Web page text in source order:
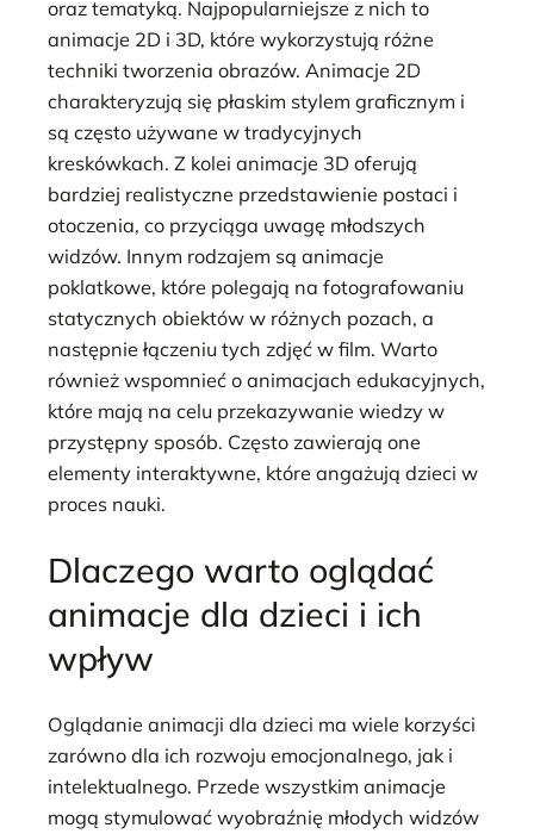
oraz tematyką. Najpopularniejsze z nich to
animacje 2D i 3D, które wykorzystują różne
techniki tworzenia obrazów. Animacje 2D
charakteryzują się płaskim stylem graficznym i
są często używane w tradycyjnych
kreskówkach. Z kolei animacje 3D oferują
bardziej realistyczne przedstawienie postaci i
otoczenia, co przyciąga uwagę młodszych
widzów. Innym rodzajem są animacje
poklatkowe, które polegają na fotografowaniu
statycznych obiektów w różnych pozach, a
następnie łączeniu tych zdjęć w film. Warto
również wspomnieć o animacjach edukacyjnych,
które mają na celu przekazywanie wiedzy w
przystępny sposób. Często zawierają one
elementy interaktywne, które angażują dzieci w
proces nauki.
Dlaczego warto oglądać
animacje dla dzieci i ich
wpływ
Oglądanie animacji dla dzieci ma wiele korzyści
zarówno dla ich rozwoju emocjonalnego, jak i
intelektualnego. Przede wszystkim animacje
mogą stymulować wyobraźnię młodych widzów